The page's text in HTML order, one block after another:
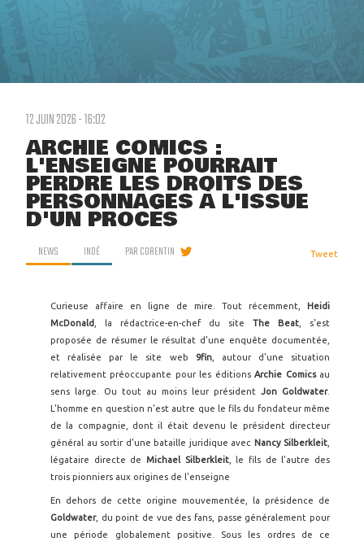
12 JUIN 2026 - 16:02
ARCHIE COMICS :
L'ENSEIGNE POURRAIT
PERDRE LES DROITS DES
PERSONNAGES À L'ISSUE
D'UN PROCÈS
NEWS INDÉ PARCORENTIN Tweet
Curieuse affaire en ligne de mire. Tout récemment, Heidi
McDonald
, la rédactrice-en-chef du site The Beat , s'est
proposée de résumer le résultat d'une enquête documentée,
et réalisée par le site web
9fin, autour d'une situation
relativement préoccupante pour les éditionsArchie Comicsau
sens large. Ou tout au moins leur président Jon Goldwater.
L'homme en question n'est autre que le fils du fondateur même
de la compagnie, dont il était devenu le président directeur
général au sortir d'une bataille juridique avec Nancy Silberkleit
légataire directe de Michael Silberkleit, le fils de l'autre des
trois pionniers aux origines de l'enseigne
En dehors de cette origine mouvementée, la présidence de
Goldwater, du point de vue des fans, passe généralement pour
une période globalement positive. Sous les ordres de ce